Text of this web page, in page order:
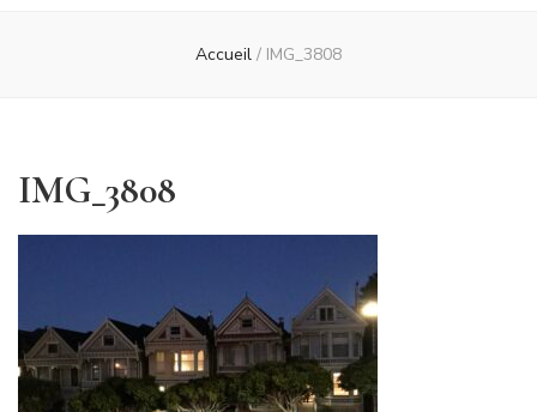
Accueil / IMG_3808
IMG_3808